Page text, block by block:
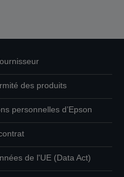
des produits
personnelles d’Epson
de l'UE (Data Act)